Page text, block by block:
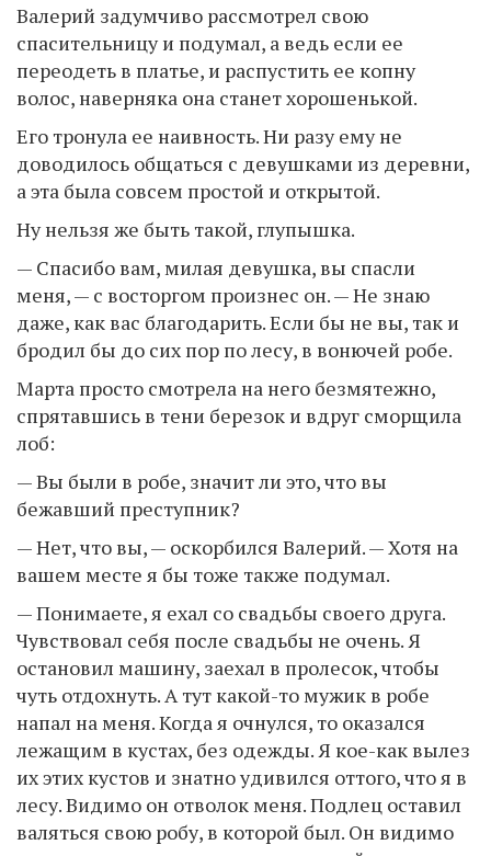
Валерий задумчиво рассмотрел свою
спасительницу и подумал, а ведь если ее
переодеть в платье, и распустить ее копну
волос, наверняка она станет хорошенькой.
Его тронула ее наивность. Ни разу ему не
доводилось общаться с девушками из деревни,
а эта была совсем простой и открытой.
Ну нельзя же быть такой, глупышка.
— Спасибо вам, милая девушка, вы спасли
меня, — с восторгом произнес он. — Не знаю
даже, как вас благодарить. Если бы не вы, так и
бродил бы до сих пор по лесу, в вонючей робе.
Марта просто смотрела на него безмятежно,
спрятавшись в тени березок и вдруг сморщила
лоб:
— Вы были в робе, значит ли это, что вы
бежавший преступник?
— Нет, что вы, — оскорбился Валерий. — Хотя на
вашем месте я бы тоже также подумал.
— Понимаете, я ехал со свадьбы своего друга.
Чувствовал себя после свадьбы не очень. Я
остановил машину, заехал в пролесок, чтобы
чуть отдохнуть. А тут какой-то мужик в робе
напал на меня. Когда я очнулся, то оказался
лежащим в кустах, без одежды. Я кое-как вылез
их этих кустов и знатно удивился оттого, что я в
лесу. Видимо он отволок меня. Подлец оставил
валяться свою робу, в которой был. Он видимо